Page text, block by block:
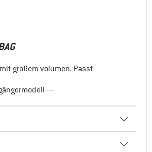
großem volumen. Passt
---